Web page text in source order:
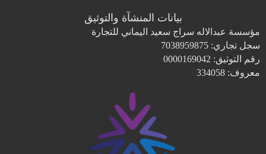
بيانات المنشآة والتوثيق
مؤسسة عبدالاله سراج سعيد اليماني للتجارة
سجل تجاري: 7038959875
رقم التوثيق: 0000169042
معروف: 334058